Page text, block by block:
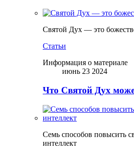
Святой Дух — это
Статьи
Информация о материале
июнь 23 2024
Что Святой Дух
Семь способов повысить
интеллект